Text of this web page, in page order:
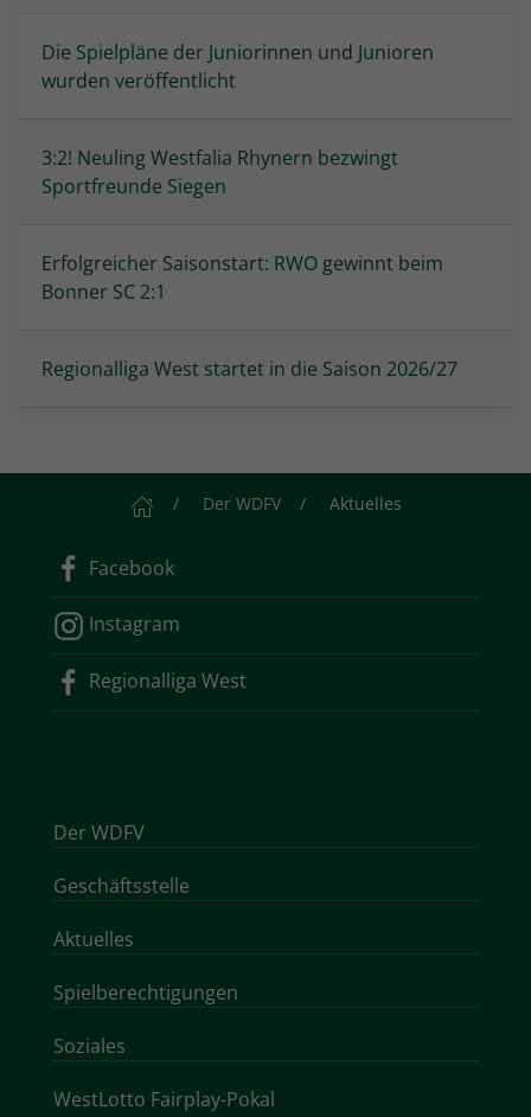
Die Spielpläne der Juniorinnen und Junioren
wurden veröffentlicht
3:2! Neuling Westfalia Rhynern bezwingt
Sportfreunde Siegen
Erfolgreicher Saisonstart: RWO gewinnt beim
Bonner SC 2:1
Regionalliga West startet in die Saison 2026/27
StartseiteDer WDFV Aktuelles
Facebook
Instagram
Regionalliga West
Der WDFV
Geschäftsstelle
Aktuelles
Spielberechtigungen
Soziales
WestLotto Fairplay-Pokal